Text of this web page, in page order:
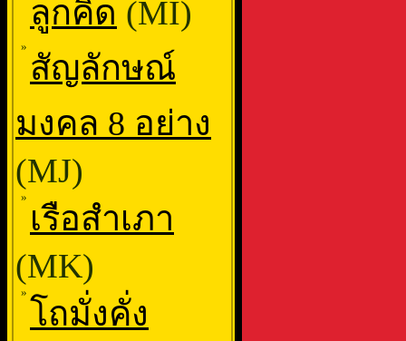
ลูกคิด (MI)
»
สัญลักษณ์
มงคล 8 อย่าง
(MJ)
»
เรือสำเภา
(MK)
»
โถมั่งคั่ง